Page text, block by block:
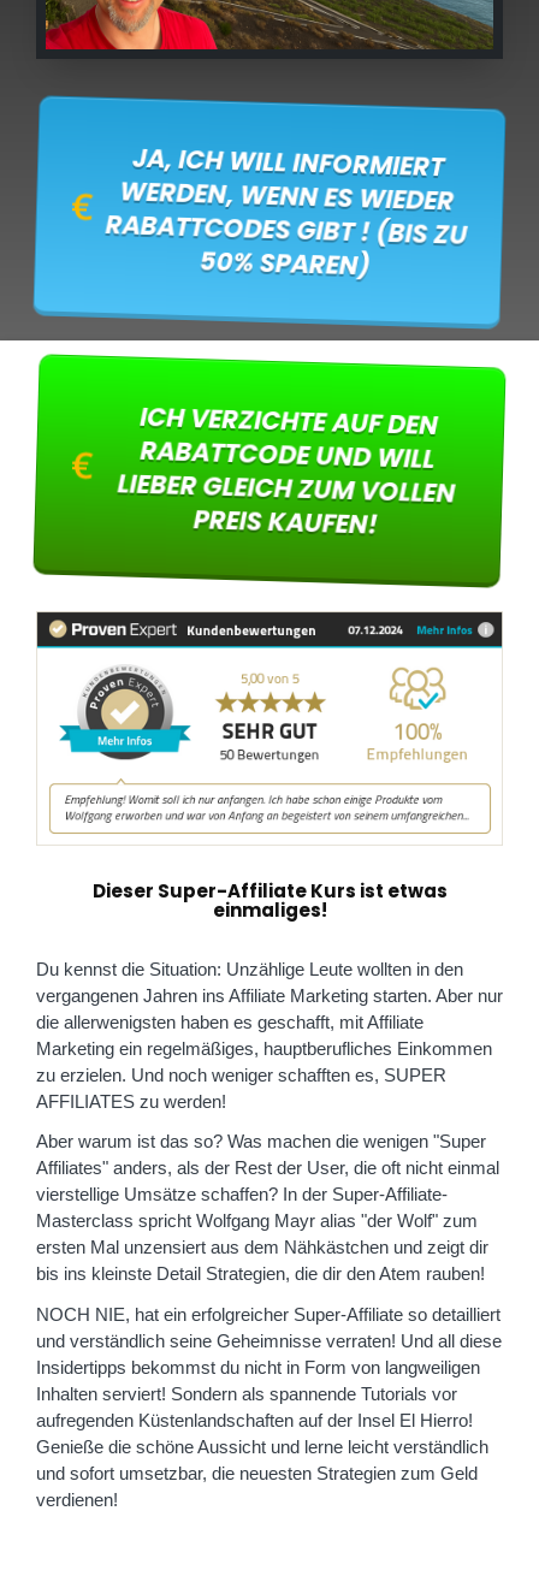
JA, ICH WILL INFORMIERT
WERDEN, WENN ES WIEDER
RABATTCODES GIBT ! (BIS ZU
50% SPAREN)
ICH VERZICHTE AUF DEN
RABATTCODE UND WILL
LIEBER GLEICH ZUM VOLLEN
PREIS KAUFEN!
Dieser Super-Affiliate Kurs ist etwas
einmaliges!
Du kennst die Situation: Unzählige Leute wollten in den
vergangenen Jahren ins Affiliate Marketing starten. Aber nur
die allerwenigsten haben es geschafft, mit Affiliate
Marketing ein regelmäßiges, hauptberufliches Einkommen
zu erzielen. Und noch weniger schafften es, SUPER
AFFILIATES zu werden!
Aber warum ist das so? Was machen die wenigen "Super
Affiliates" anders, als der Rest der User, die oft nicht einmal
vierstellige Umsätze schaffen? In der Super-Affiliate-
Masterclass spricht Wolfgang Mayr alias "der Wolf" zum
ersten Mal unzensiert aus dem Nähkästchen und zeigt dir
bis ins kleinste Detail Strategien, die dir den Atem rauben!
NOCH NIE, hat ein erfolgreicher Super-Affiliate so detailliert
und verständlich seine Geheimnisse verraten! Und all diese
Insidertipps bekommst du nicht in Form von langweiligen
Inhalten serviert! Sondern als spannende Tutorials vor
aufregenden Küstenlandschaften auf der Insel El Hierro!
Genieße die schöne Aussicht und lerne leicht verständlich
und sofort umsetzbar, die neuesten Strategien zum Geld
verdienen!